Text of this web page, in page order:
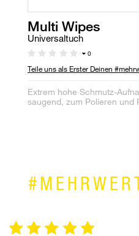
Multi Wipes
Universaltuch
0
Teile uns als Erster Deinen
Extrem hohe Schmutz-
saugend, zum Polieren und